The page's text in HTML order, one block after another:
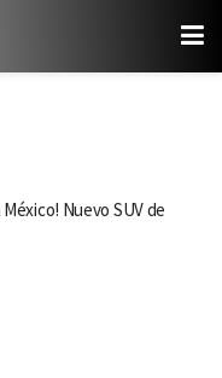
Nuevo SUV de